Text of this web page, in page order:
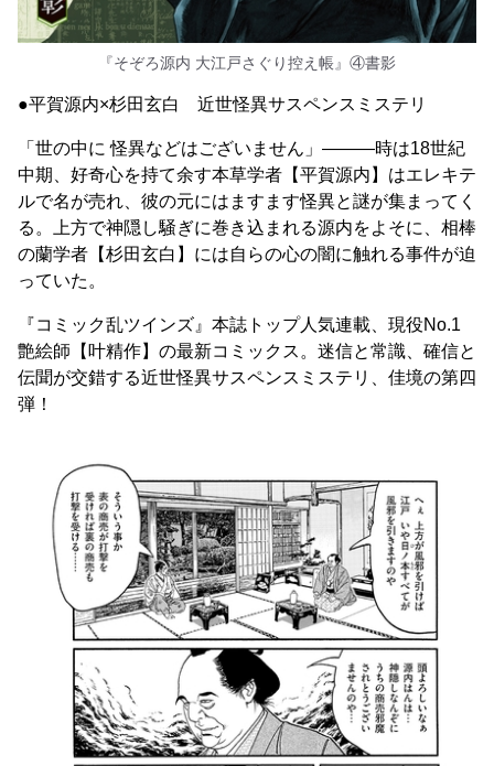
『そぞろ源内 大江戸さぐり控え帳』④書影
●平賀源内×杉田玄白 近世怪異サスペンスミステリ
「世の中に 怪異などはございません」———時は18世紀
中期、好奇心を持て余す本草学者【平賀源内】はエレキテ
ルで名が売れ、彼の元にはますます怪異と謎が集まってく
る。上方で神隠し騒ぎに巻き込まれる源内をよそに、相棒
の蘭学者【杉田玄白】には自らの心の闇に触れる事件が迫
っていた。
『コミック乱ツインズ』本誌トップ人気連載、現役No.1
艶絵師【叶精作】の最新コミックス。迷信と常識、確信と
伝聞が交錯する近世怪異サスペンスミステリ、佳境の第四
弾！